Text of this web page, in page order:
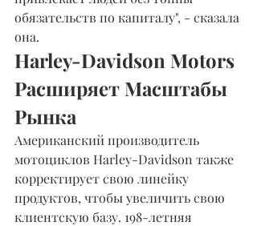
обязательств по капиталу", - сказала
она.
Harley-Davidson Motors
Расширяет Масштабы
Рынка
Американский производитель
мотоциклов Harley-Davidson также
корректирует свою линейку
продуктов, чтобы увеличить свою
клиентскую базу. 198-летняя